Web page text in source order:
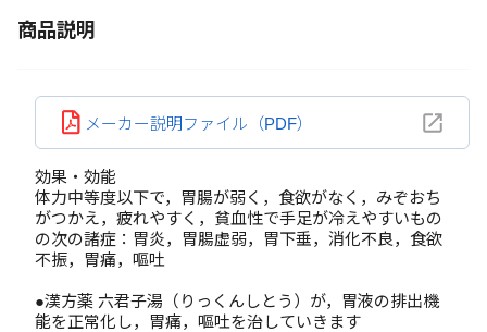
商品説明
メーカー説明ファイル（PDF）
効果・効能
体力中等度以下で，胃腸が弱く，食欲がなく，みぞおち
がつかえ，疲れやすく，貧血性で手足が冷えやすいもの
の次の諸症：胃炎，胃腸虚弱，胃下垂，消化不良，食欲
不振，胃痛，嘔吐
●漢方薬 六君子湯（りっくんしとう）が，胃液の排出機
能を正常化し，胃痛，嘔吐を治していきます